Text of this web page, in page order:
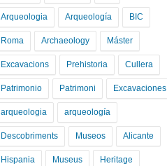
Arqueologia Arqueología BIC
Roma Archaeology Máster
Excavacions Prehistoria Cullera
Patrimonio Patrimoni Excavaciones
arqueologia arqueología
Descobriments Museos Alicante
Hispania Museus Heritage